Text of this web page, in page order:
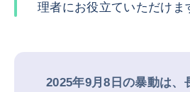
理者にお役立ていただけま
2025年9月8日の暴動は、